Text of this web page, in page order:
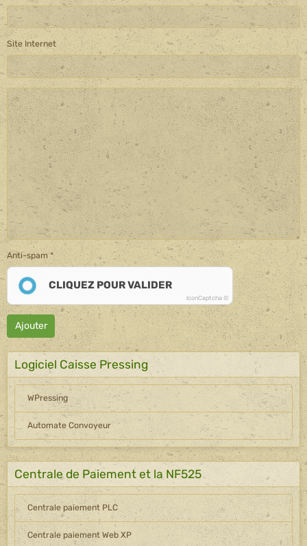
Site Internet
Anti-spam
CLIQUEZ POUR VALIDER
IconCaptcha ©
Ajouter
Logiciel Caisse Pressing
WPressing
Automate Convoyeur
Centrale de Paiement et la NF525
Centrale paiement PLC
Centrale paiement Web XP